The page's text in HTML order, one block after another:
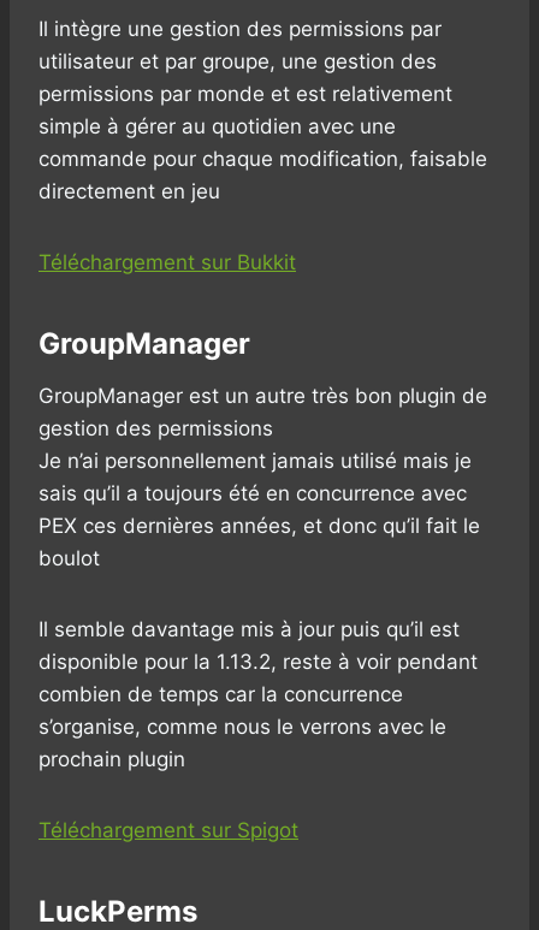
Il intègre une gestion des permissions par
utilisateur et par groupe, une gestion des
permissions par monde et est relativement
simple à gérer au quotidien avec une
commande pour chaque modification, faisable
directement en jeu
Téléchargement sur Bukkit
GroupManager
GroupManager est un autre très bon plugin de
gestion des permissions
Je n’ai personnellement jamais utilisé mais je
sais qu’il a toujours été en concurrence avec
PEX ces dernières années, et donc qu’il fait le
boulot
Il semble davantage mis à jour puis qu’il est
disponible pour la 1.13.2, reste à voir pendant
combien de temps car la concurrence
s’organise, comme nous le verrons avec le
prochain plugin
Téléchargement sur Spigot
LuckPerms